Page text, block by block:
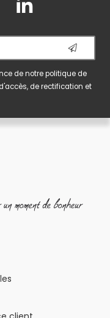
de notrepolitique de
de rectification et